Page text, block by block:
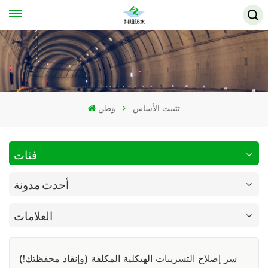
وطن تثبيت الأساس
فئات
أحدث مدونة
العلامات
سر إصلاح التسريبات الهيكلية المكلفة (وإنقاذ محفظتك!)